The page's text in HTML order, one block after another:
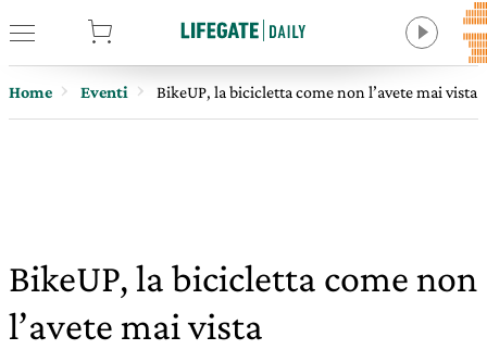
Home Eventi BikeUP, la bicicletta come non l’avete mai vista
BikeUP, la bicicletta come non
l’avete mai vista